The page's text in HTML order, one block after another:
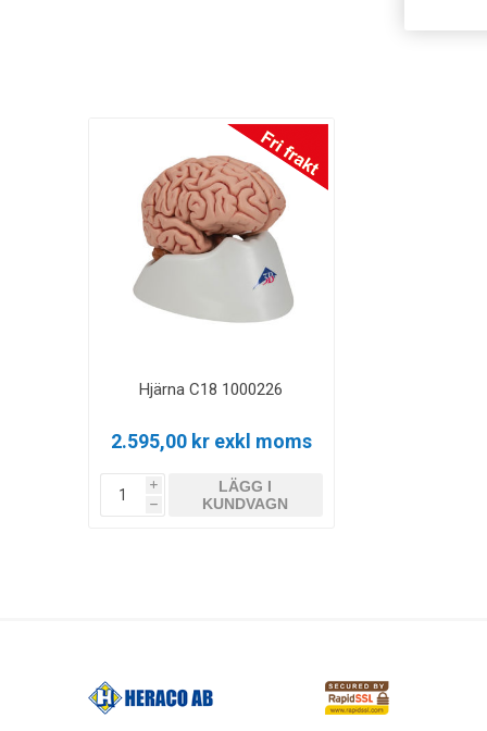
Hjärna C18 1000226
2.595,00 kr exkl moms
i
h
LÄGG I
KUNDVAGN